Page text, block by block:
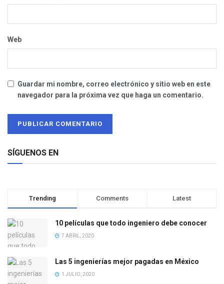
Web
Guardar mi nombre, correo electrónico y sitio web en este
navegador para la próxima vez que haga un comentario.
SÍGUENOS EN
Trending Comments Latest
10 películas que todo ingeniero debe conocer
7 ABRIL, 2020
Las 5 ingenierías mejor pagadas en México
1 JULIO, 2020